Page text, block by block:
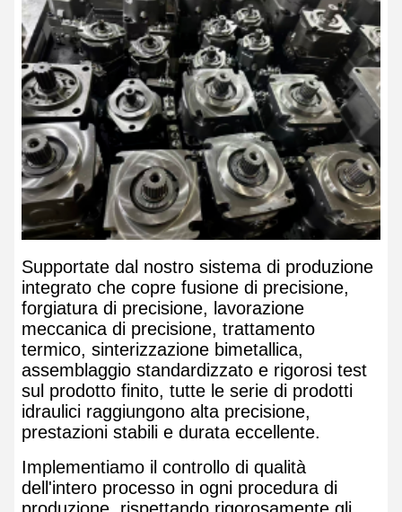
Supportate dal nostro sistema di produzione
integrato che copre fusione di precisione,
forgiatura di precisione, lavorazione
meccanica di precisione, trattamento
termico, sinterizzazione bimetallica,
assemblaggio standardizzato e rigorosi test
sul prodotto finito, tutte le serie di prodotti
idraulici raggiungono alta precisione,
prestazioni stabili e durata eccellente.
Implementiamo il controllo di qualità
dell'intero processo in ogni procedura di